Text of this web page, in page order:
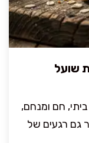
שועל
חם ומנחם,
גם רגעים של